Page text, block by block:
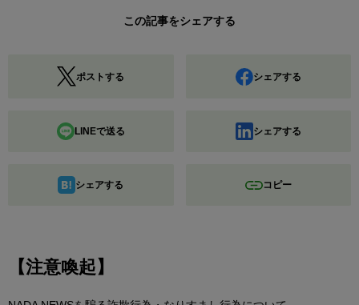
この記事をシェアする
ポストする シェアする
LINEで送る シェアする
シェアする コピー
【注意喚起】